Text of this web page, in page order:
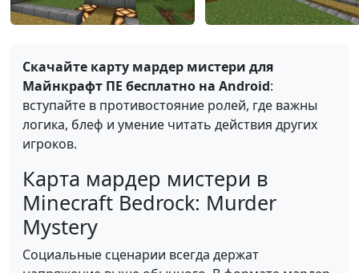
Скачайте карту мардер мистери для
Майнкрафт ПЕ бесплатно на Android:
вступайте в противостояние ролей, где важны
логика, блеф и умение читать действия других
игроков.
Карта мардер мистери в
Minecraft Bedrock: Murder
Mystery
Социальные сценарии всегда держат